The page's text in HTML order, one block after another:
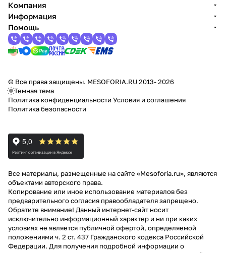
Компания
Информация
Помощь
© Все права защищены. MESOFORIA.RU 2013- 2026
Темная тема
Политика конфиденциальности Условия и соглашения
Политика безопасности
Все материалы, размещенные на сайте «Mesoforia.ru», являются
объектами авторского права.
Копирование или иное использование материалов без
предварительного согласия правообладателя запрещено.
Обратите внимание! Данный интернет-сайт носит
исключительно информационный характер и ни при каких
условиях не является публичной офертой, определяемой
положениями ч. 2 ст. 437 Гражданского кодекса Российской
Федерации. Для получения подробной информации о